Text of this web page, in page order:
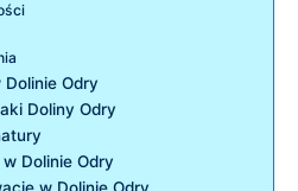
Odry
Doliny Odry
Dolinie Odry